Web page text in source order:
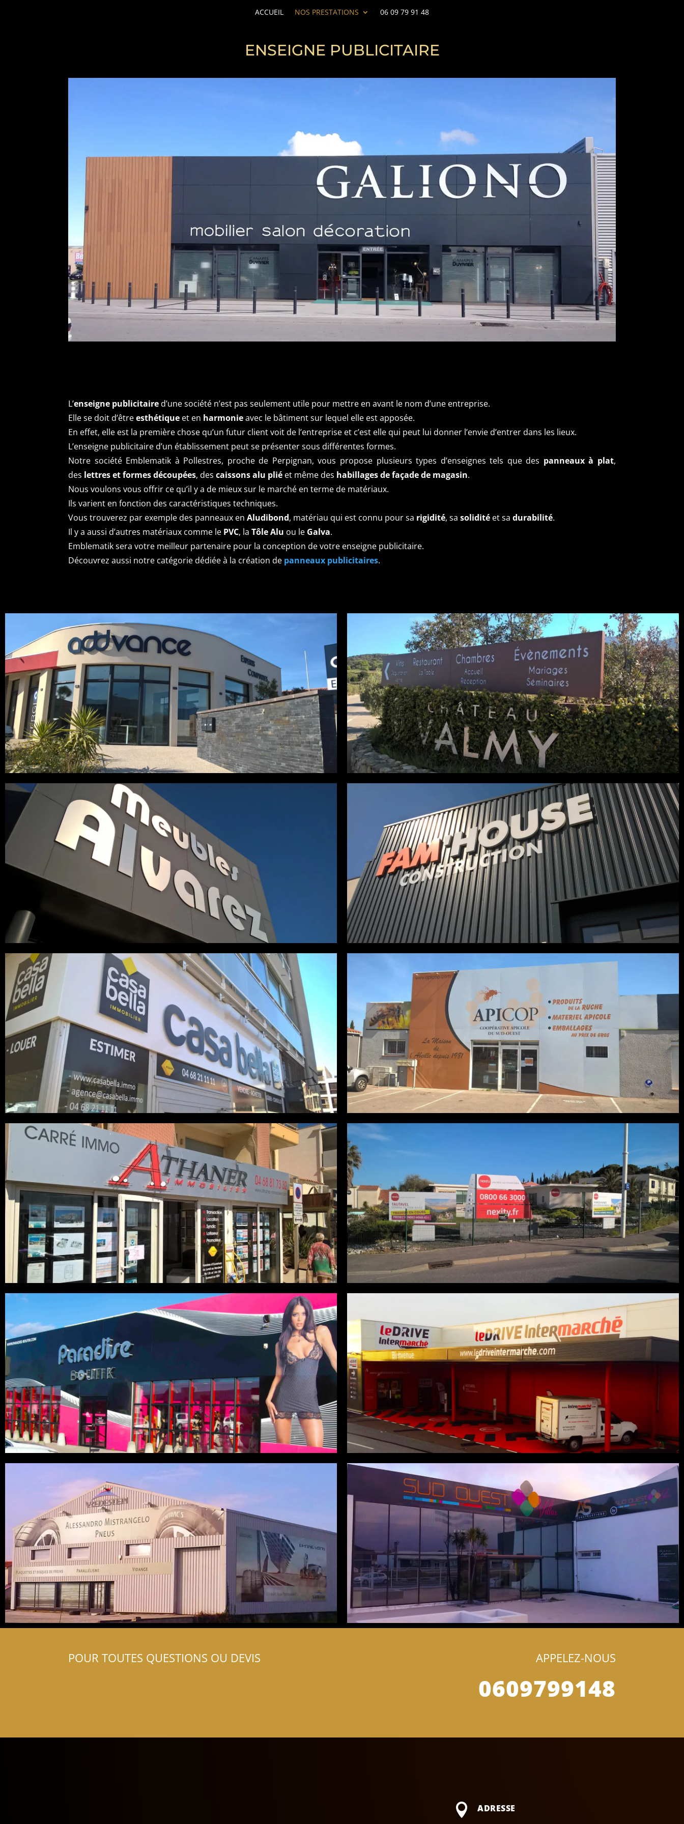
ACCUEIL NOS PRESTATIONS 06 09 79 91 48
ENSEIGNE PUBLICITAIRE
L’enseigne publicitaired’une société n’est pas seulement utile pour mettre en avant le nom d’une entreprise.
Elle se doit d’êtreesthétique et en harmonieavec le bâtiment sur lequel elle est apposée.
En effet, elle est la première chose qu’un futur client voit de l’entreprise et c’est elle qui peut lui donner l’envie d’entrer dans les lieux.
L’enseigne publicitaire d’un établissement peut se présenter sous différentes formes.
Notre société Emblematik à Pollestres, proche de Perpignan, vous propose plusieurs types d’enseignes tels que des panneaux à plat,
des lettres et formes découpées, descaissons alu plié et même des habillages de façade de magasin.
Nous voulons vous offrir ce qu’il y a de mieux sur le marché en terme de matériaux.
Ils varient en fonction des caractéristiques techniques.
Vous trouverez par exemple des panneaux enAludibond, matériau qui est connu pour sa rigidité, sasolidité et sadurabilité.
Il y a aussi d’autres matériaux comme le PVC, laTôle Alu ou le Galva.
Emblematik sera votre meilleur partenaire pour la conception de votre enseigne publicitaire.
Découvrez aussi notre catégorie dédiée à la création de panneaux publicitaires.
POUR TOUTES QUESTIONS OU DEVIS APPELEZ-NOUS
0609799148
 ADRESSE